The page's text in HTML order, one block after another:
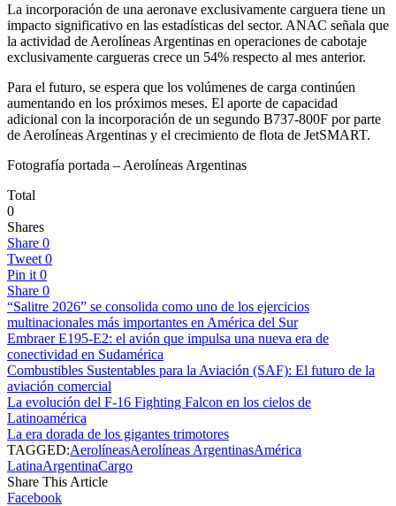
La incorporación de una aeronave exclusivamente carguera tiene un
impacto significativo en las estadísticas del sector. ANAC señala que
la actividad de Aerolíneas Argentinas en operaciones de cabotaje
exclusivamente cargueras crece un 54% respecto al mes anterior.
Para el futuro, se espera que los volúmenes de carga continúen
aumentando en los próximos meses. El aporte de capacidad
adicional con la incorporación de un segundo B737-800F por parte
de Aerolíneas Argentinas y el crecimiento de flota de JetSMART.
Fotografía portada – Aerolíneas Argentinas
Total
0
Shares
Share 0
Tweet 0
Pin it 0
Share 0
“Salitre 2026” se consolida como uno de los ejercicios
multinacionales más importantes en América del Sur
Embraer E195-E2: el avión que impulsa una nueva era de
conectividad en Sudamérica
Combustibles Sustentables para la Aviación (SAF): El futuro de la
aviación comercial
La evolución del F-16 Fighting Falcon en los cielos de
Latinoamérica
La era dorada de los gigantes trimotores
TAGGED:AerolíneasAerolíneas ArgentinasAmérica
LatinaArgentinaCargo
Share This Article
Facebook